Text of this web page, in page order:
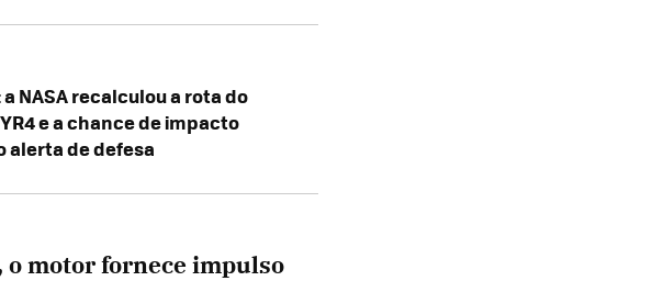
NASA recalculou a rota do
e a chance de impacto
alerta de defesa
o motor fornece impulso